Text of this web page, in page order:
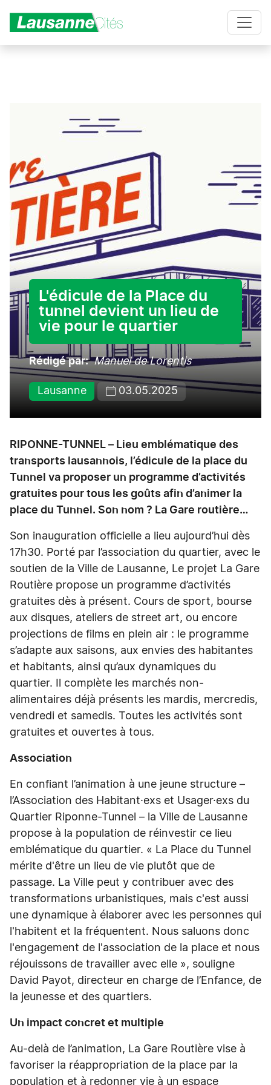
L'édicule de la Place du
tunnel devient un lieu de
vie pour le quartier
Rédigé par Manuel de Lorentis
Lausanne 03.05.2025
RIPONNE-TUNNEL – Lieu emblématique des
transports lausannois, l’édicule de la place du
Tunnel va proposer un programme d’activités
gratuites pour tous les goûts afin d’animer la
place du Tunnel. Son nom ? La Gare routière…
Son inauguration officielle a lieu aujourd’hui dès
17h30. Porté par l’association du quartier, avec le
soutien de la Ville de Lausanne, Le projet La Gare
Routière propose un programme d’activités
gratuites dès à présent. Cours de sport, bourse
aux disques, ateliers de street art, ou encore
projections de films en plein air : le programme
s’adapte aux saisons, aux envies des habitantes
et habitants, ainsi qu’aux dynamiques du
quartier. Il complète les marchés non-
alimentaires déjà présents les mardis, mercredis,
vendredi et samedis. Toutes les activités sont
gratuites et ouvertes à tous.
Association
En confiant l’animation à une jeune structure –
l’Association des Habitant·exs et Usager·exs du
Quartier Riponne-Tunnel – la Ville de Lausanne
propose à la population de réinvestir ce lieu
emblématique du quartier. « La Place du Tunnel
mérite d'être un lieu de vie plutôt que de
passage. La Ville peut y contribuer avec des
transformations urbanistiques, mais c'est aussi
une dynamique à élaborer avec les personnes qui
l'habitent et la fréquentent. Nous saluons donc
l'engagement de l'association de la place et nous
réjouissons de travailler avec elle », souligne
David Payot, directeur en charge de l’Enfance, de
la jeunesse et des quartiers.
Un impact concret et multiple
Au-delà de l’animation, La Gare Routière vise à
favoriser la réappropriation de la place par la
population et à redonner vie à un espace